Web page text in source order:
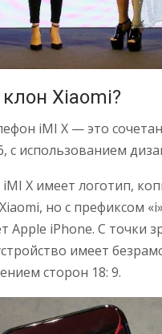
Xiaomi?
iMI X — это
с использованием
X имеет логотип,
но с префиксом
Apple iPhone. С точки
имеет
сторон 18: 9.